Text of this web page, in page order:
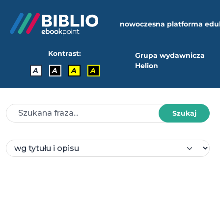
nowoczesna platforma
Kontrast:
A
A A A
Grupa wydawnicza
Helion
Szukaj